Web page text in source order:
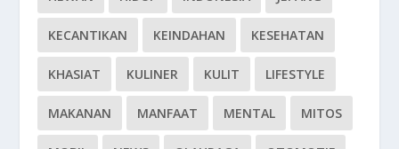
KECANTIKAN KEINDAHAN KESEHATAN
KHASIAT KULINER KULIT LIFESTYLE
MAKANAN MANFAAT MENTAL MITOS